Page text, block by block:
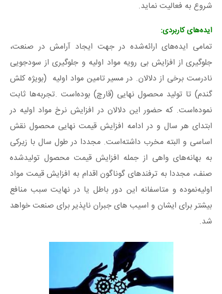
شروع به فعالیت نماید.
ایده‌های کاربردی:
تمامی ایده‌های ارائه‌شده در جهت ایجاد آرامش در صنعت،
جلوگیری از افزایش بی رویه مواد اولیه و جلوگیری از سودجویی
نادرست برخی از دلالان. در مسیر تامین مواد اولیه (بویژه کلش
گندم) تا تولید محصول نهایی (قارچ) بوده‌است .تجربه‌ها ثابت
نموده‌است. که حضور این دلالان در افزایش نرخ مواد اولیه در
ابتدای هر سال و در ادامه افزایش قیمت نهایی محصول نقش
اساسی و البته مخرب داشته‌است. مجددا در طول سال با زیرکی
به بهانه‌های واهی از جمله افزایش قیمت محصول تولیدشده
صنف، مجددا به ترفندهای گوناگون اقدام به افزایش قیمت مواد
اولیه‌نموده و متاسفانه این دور باطل یا در نهایت سبب منافع
بیشتر برای ایشان و اسیب های جبران ناپذیر برای صنعت خواهد
شد.